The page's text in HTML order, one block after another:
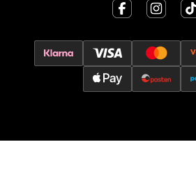
Strandtorget, 2609 Lillehammer
Åpent i dag 09-18